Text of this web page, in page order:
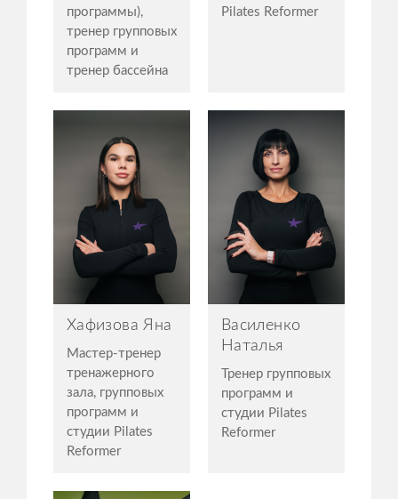
программы),
тренер групповых
программ и
тренер бассейна
Pilates Reformer
Хафизова Яна
Мастер-тренер
тренажерного
зала, групповых
программ и
студии Pilates
Reformer
Василенко
Наталья
Тренер групповых
программ и
студии Pilates
Reformer